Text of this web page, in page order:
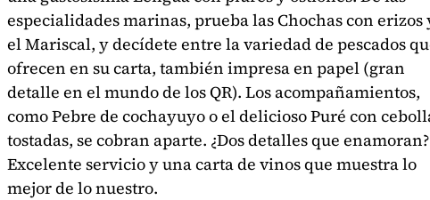
especialidades marinas, prueba las Chochas con erizos
el Mariscal, y decídete entre la variedad de pescados
ofrecen en su carta, también impresa en papel (gran
detalle en el mundo de los QR). Los acompañamientos,
como Pebre de cochayuyo o el delicioso Puré con
tostadas, se cobran aparte. ¿Dos detalles que enamoran?
Excelente servicio y una carta de vinos que muestra lo
mejor de lo nuestro.